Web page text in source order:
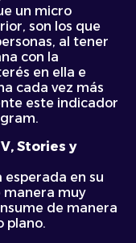
un micro
son los que
al tener
con la
en ella e
cada vez más
este indicador
Stories y
en su
manera muy
de manera
plano.